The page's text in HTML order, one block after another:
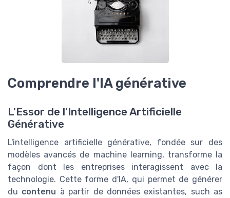
Comprendre l'IA générative
L'Essor de l'Intelligence Artificielle
Générative
L'intelligence artificielle générative, fondée sur des
modèles avancés de machine learning, transforme la
façon dont les entreprises interagissent avec la
technologie. Cette forme d'IA, qui permet de générer
du contenu à partir de données existantes, such as